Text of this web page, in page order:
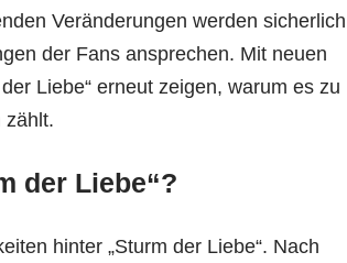
Veränderungen werden sicherlich
der Fans ansprechen. Mit neuen
Liebe“ erneut zeigen, warum es zu
zählt.
der Liebe“?
hinter „Sturm der Liebe“. Nach